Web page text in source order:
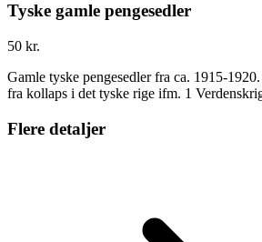
Tyske gamle pengesedler
50 kr.
Gamle tyske pengesedler fra ca. 1915-
fra kollaps i det tyske rige ifm. 1
Flere detaljer